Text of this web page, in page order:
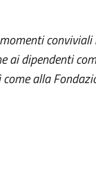
conviviali
ai dipendenti
alla